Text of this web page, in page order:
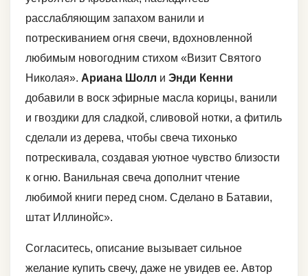
расслабляющим запахом ванили и
потрескиванием огня свечи, вдохновленной
любимым новогодним стихом «Визит Святого
Николая». Ариана Шолл и Энди Кенни
добавили в воск эфирные масла корицы, ванили
и гвоздики для сладкой, сливовой нотки, а фитиль
сделали из дерева, чтобы свеча тихонько
потрескивала, создавая уютное чувство близости
к огню. Ванильная свеча дополнит чтение
любимой книги перед сном. Сделано в Батавии,
штат Иллинойс».
Согласитесь, описание вызывает сильное
желание купить свечу, даже не увидев ее. Автор